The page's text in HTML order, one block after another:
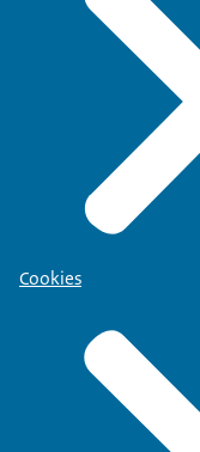
Cookies